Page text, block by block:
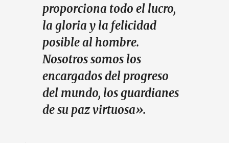
proporciona todo el lucro,
la gloria y la felicidad
posible al hombre.
Nosotros somos los
encargados del progreso
del mundo, los guardianes
de su paz virtuosa».